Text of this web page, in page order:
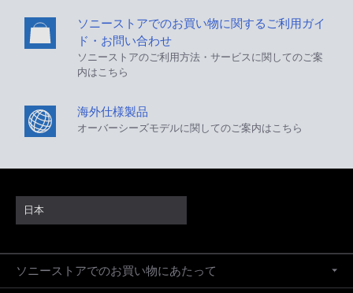
ソニーストアでのお買い物に関するご利用ガイ
ド・お問い合わせ
ソニーストアのご利用方法・サービスに関してのご案
内はこちら
海外仕様製品
オーバーシーズモデルに関してのご案内はこちら
日本
ソニーストアでのお買い物にあたって